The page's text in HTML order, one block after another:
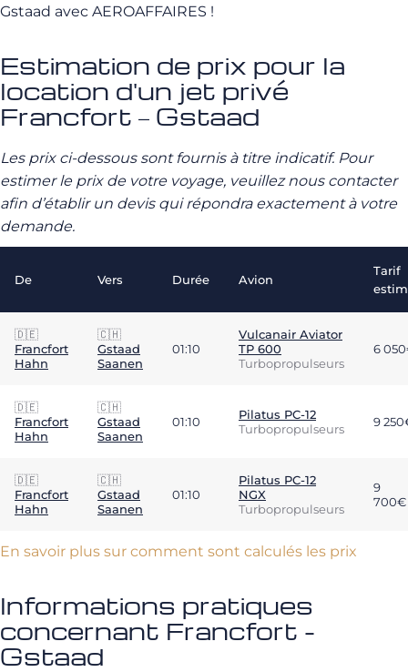
Gstaad avec AEROAFFAIRES !
Estimation de prix pour la
location d'un jet privé
Francfort – Gstaad
Les prix ci-dessous sont fournis à titre indicatif. Pour
estimer le prix de votre voyage, veuillez nous contacter
afin d’établir un devis qui répondra exactement à votre
demande.
De Vers Durée Avion
Tarif
🇩🇪
Francfort
Hahn
🇨🇭
Gstaad
Saanen
01:10
Vulcanair Aviator
TP 600
Turbopropulseurs
6
🇩🇪
Francfort
Hahn
🇨🇭
Gstaad
Saanen
01:10
Pilatus PC-12
Turbopropulseurs
9
🇩🇪
Francfort
Hahn
🇨🇭
Gstaad
Saanen
01:10
Pilatus PC-12
NGX
Turbopropulseurs
9
700€
En savoir plus sur comment sont calculés les prix
Informations pratiques
concernant Francfort -
Gstaad